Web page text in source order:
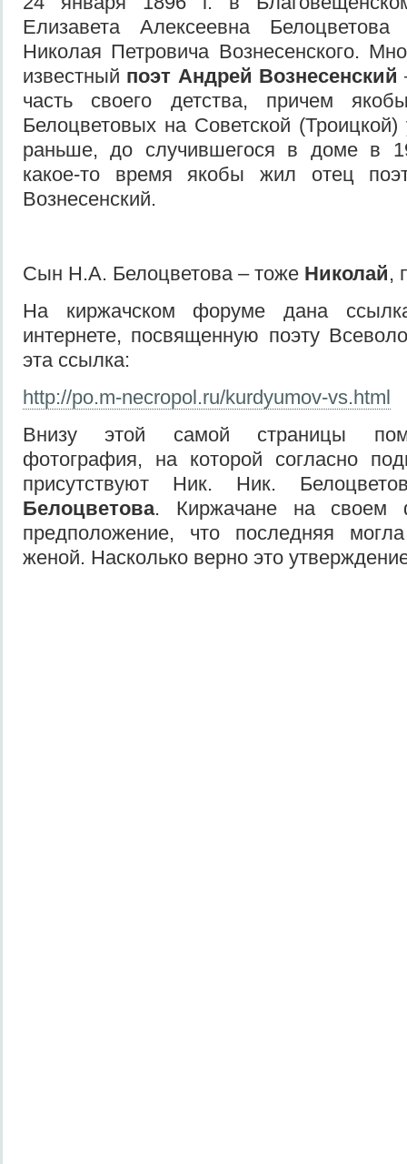
Елизавета Алексеевна
Николая Петровича Вознесенского.
известный поэт Андрей Вознесенский
часть своего детства, причем
Белоцветовых на Советской
раньше, до случившегося в доме в
какое-то время якобы жил отец
Вознесенский.
Сын Н.А. Белоцветова – тоже Николай,
На киржачском форуме дана
интернете, посвященную поэту
эта ссылка:
http://po.m-necropol.ru/kurdyumov-vs.html
Внизу этой самой страницы
фотография, на которой согласно
присутствуют Ник. Ник.
Белоцветова. Киржачане на своем
предположение, что последняя
женой. Насколько верно это